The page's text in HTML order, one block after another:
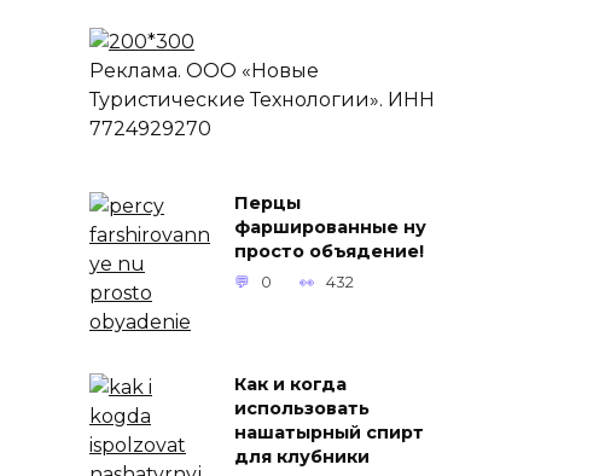
Реклама. ООО «Новые
Туристические Технологии». ИНН
7724929270
Перцы
фаршированные ну
просто объядение!
0 432
Как и когда
использовать
нашатырный спирт
для клубники